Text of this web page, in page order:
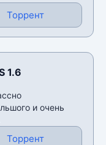
Торрент
1.6
и очень
Торрент